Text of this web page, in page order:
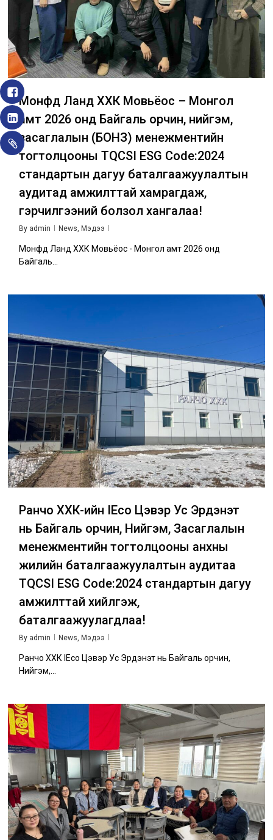
Монфүүд Ланд ХХК Мовьёос – Монгол
амт 2026 онд Байгаль орчин, нийгэм,
засаглалын (БОНЗ) менежментийн
тогтолцооны TQCSI ESG Code:2024
стандартын дагуу баталгаажуулалтын
аудитад амжилттай хамрагдаж,
гэрчилгээний болзол хангалаа!
By admin News, Мэдээ
Монфүүд Ланд ХХК Мовьёос - Монгол амт 2026 онд
Байгаль...
Ранчо ХХК-ийн IEco Цэвэр Ус Эрдэнэт
нь Байгаль орчин, Нийгэм, Засаглалын
менежментийн тогтолцооны анхны
жилийн баталгаажуулалтын аудитаа
TQCSI ESG Code:2024 стандартын дагуу
амжилттай хийлгэж,
баталгаажуулагдлаа!
By admin News, Мэдээ
Ранчо ХХК IEco Цэвэр Ус Эрдэнэт нь Байгаль орчин,
Нийгэм,...